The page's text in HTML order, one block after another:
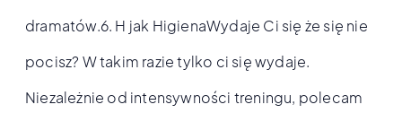
dramatów.6. H jak HigienaWydaje Ci się że się nie
pocisz? W takim razie tylko ci się wydaje.
Niezależnie od intensywności treningu, polecam